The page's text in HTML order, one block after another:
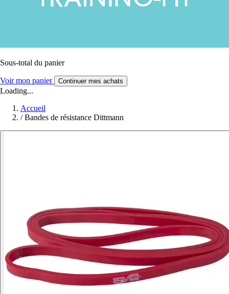
Sous-total du panier
Voir mon panier Continuer mes achats
Loading...
Accueil
/ Bandes de résistance Dittmann